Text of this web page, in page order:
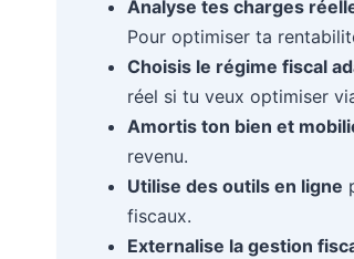
Analyse tes charges
Pour optimiser ta
Choisis le régime fiscal
réel si tu veux optimiser
Amortis ton bien et
revenu.
Utilise des outils en ligne
fiscaux.
Externalise la gestion